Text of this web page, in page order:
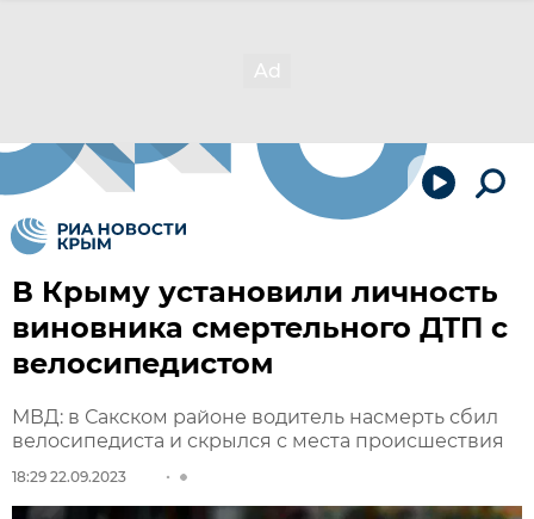
В Крыму установили личность
виновника смертельного ДТП с
велосипедистом
МВД: в Сакском районе водитель насмерть сбил
велосипедиста и скрылся с места происшествия
18:29 22.09.2023